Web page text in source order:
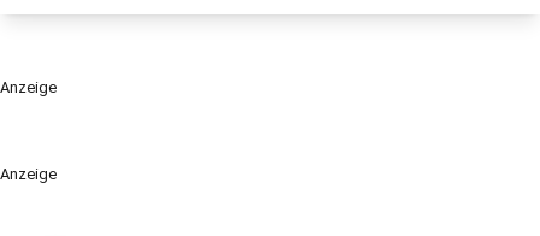
Anzeige
Anzeige